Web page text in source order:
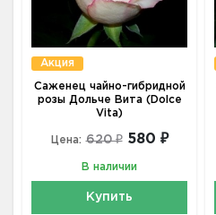
Акция
Саженец чайно-гибридной
розы Дольче Вита (Dolce
Vita)
Цена: 620 ₽ 580 ₽
В наличии
Купить